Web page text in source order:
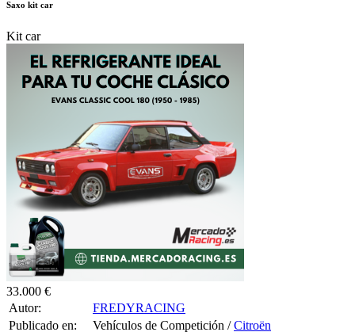
33.000 €
Autor:
Publicado en:
Vehículos de Competición /
Publicado el:
27-Sep-2025 21:13